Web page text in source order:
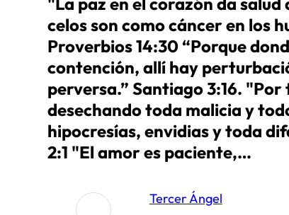
celos son como cáncer en los
Proverbios 14:30 “Porque
contención, allí hay
perversa.” Santiago 3:16.
desechando toda malicia y
hipocresías, envidias y toda
2:1 "El amor es paciente,…
Tercer Ángel